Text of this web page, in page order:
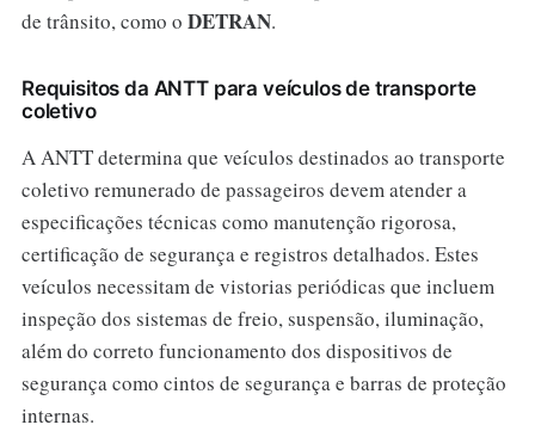
de trânsito, como o DETRAN.
Requisitos da ANTT para veículos de transporte
coletivo
A ANTT determina que veículos destinados ao transporte
coletivo remunerado de passageiros devem atender a
especificações técnicas como manutenção rigorosa,
certificação de segurança e registros detalhados. Estes
veículos necessitam de vistorias periódicas que incluem
inspeção dos sistemas de freio, suspensão, iluminação,
além do correto funcionamento dos dispositivos de
segurança como cintos de segurança e barras de proteção
internas.